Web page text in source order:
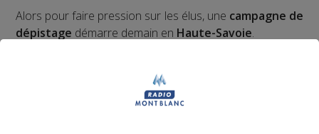
Alors pour faire pression sur les élus, une campagne de
dépistage démarre demain en Haute-Savoie.
présent dans l’organisme.